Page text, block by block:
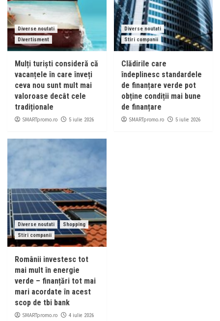
Diverse noutati
Divertisment
Mulți turiști consideră că
vacanțele în care înveți
ceva nou sunt mult mai
valoroase decât cele
tradiționale
SMARTpromo.ro 5 iulie 2026
Diverse noutati
Stiri companii
Clădirile care
îndeplinesc standardele
de finanțare verde pot
obține condiții mai bune
de finanțare
SMARTpromo.ro 5 iulie 2026
Diverse noutati
Shopping
Stiri companii
Românii investesc tot
mai mult în energie
verde – finanțări tot mai
mari acordate în acest
scop de tbi bank
SMARTpromo.ro 4 iulie 2026